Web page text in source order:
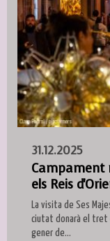
31.12.2025
Campament
els Reis
La visita de Ses
ciutat donarà el tret
gener de...